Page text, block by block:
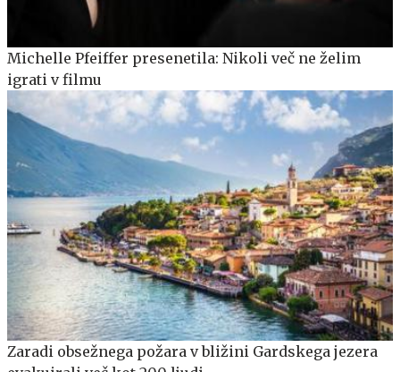
Michelle Pfeiffer presenetila: Nikoli več ne želim
igrati v filmu
Zaradi obsežnega požara v bližini Gardskega jezera